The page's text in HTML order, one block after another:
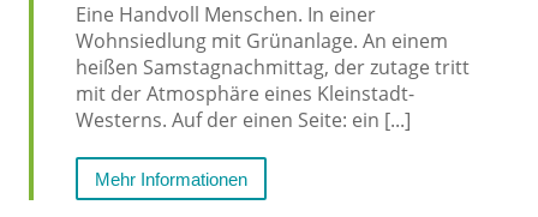
Eine Handvoll Menschen. In einer
Wohnsiedlung mit Grünanlage. An einem
heißen Samstagnachmittag, der zutage tritt
mit der Atmosphäre eines Kleinstadt-
Westerns. Auf der einen Seite: ein [...]
Mehr Informationen